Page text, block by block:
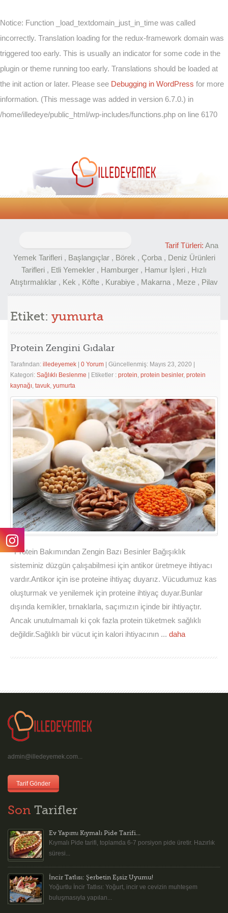
Notice: Function _load_textdomain_just_in_time was called
incorrectly. Translation loading for the redux-framework domain was
triggered too early. This is usually an indicator for some code in the
plugin or theme running too early. Translations should be loaded at
the init action or later. Please see Debugging in WordPress for more
information. (This message was added in version 6.7.0.) in
/home/illedeye/public_html/wp-includes/functions.php on line 6170
Tarif Türleri: Ana
Yemek Tarifleri, Başlangıçlar, Börek , Çorba, Deniz Ürünleri
Tarifleri , Etli Yemekler , Hamburger , Hamur İşleri , Hızlı
Atıştırmalıklar , Kek , Köfte , Kurabiye , Makarna , Meze , Pilav
Etiket: yumurta
Protein Zengini Gıdalar
Tarafından: illedeyemek 0 Yorum Güncellenmiş: Mayıs 23, 2020
Kategori: Sağlıklı Beslenme Etiketler : protein, protein besinler, protein
kaynağı, tavuk, yumurta
Protein Bakımından Zengin Bazı Besinler Bağışıklık
sisteminiz düzgün çalışabilmesi için antikor üretmeye ihtiyacı
vardır.Antikor için ise proteine ihtiyaç duyarız. Vücudumuz kas
oluşturmak ve yenilemek için proteine ihtiyaç duyar.Bunlar
dışında kemikler, tırnaklarla, saçımızın içinde bir ihtiyaçtır.
Ancak unutulmamalı ki çok fazla protein tüketmek sağlıklı
değildir.Sağlıklı bir vücut için kalori ihtiyacının ... daha
admin@illedeyemek.com...
Tarif Gönder
Son Tarifler
Ev Yapımı Kıymalı Pide Tarifi...
Kıymalı Pide tarifi, toplamda 6-7 porsiyon pide üretir. Hazırlık
süresi...
İncir Tatlısı: Şerbetin Eşsiz Uyumu!
Yoğurtlu İncir Tatlısı: Yoğurt, incir ve cevizin muhteşem
buluşmasıyla yapılan...